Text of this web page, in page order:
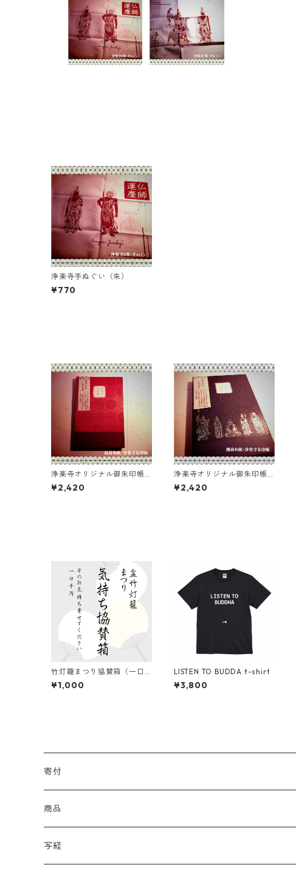
浄楽寺手ぬぐい（朱）
¥770
浄楽寺オリジナル御朱印帳
（越前和紙／赤）
¥2,420
浄楽寺オリジナル御朱印帳
（越前和紙／青）
¥2,420
竹灯籠まつり協賛箱（一口
千円から何口でも）
¥1,000
LISTEN TO BUDDA t-shirt
¥3,800
寄付
商品
写経